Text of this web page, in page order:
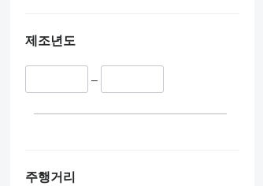
374
390
428
제조년도
–
주행거리